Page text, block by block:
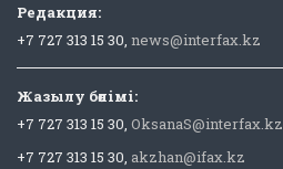
Редакция:
+7 727 313 15 30, news@interfax.kz
Жазылу бөлімі:
+7 727 313 15 30, OksanaS@interfax.kz
+7 727 313 15 30, akzhan@ifax.kz